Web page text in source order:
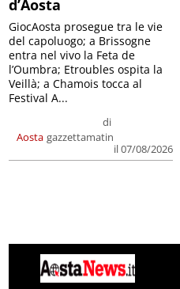
d’Aosta
Aosta
di
gazzettamatin
il 07/08/2026
GiocAosta prosegue tra le vie
del capoluogo; a Brissogne
entra nel vivo la Feta de
l’Oumbra; Etroubles ospita la
Veillà; a Chamois tocca al
Festival A...